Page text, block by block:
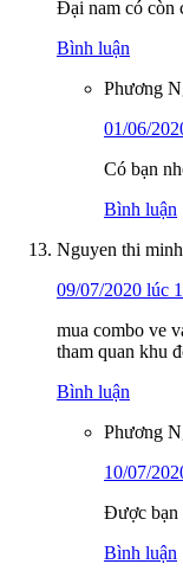
Đại nam có còn
Bình luận
Phương
01/06/
Có bạn
Bình luận
Nguyen thi
09/07/2020 lúc
mua combo ve
tham quan khu
Bình luận
Phương
10/07/
Được bạn
Bình luận